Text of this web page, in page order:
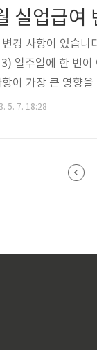
에 출산 후 모든 신
실업급여
경 사항이 있습
일주일에 한 번
이 가장 큰 영향
것이 좋습니다. 그
합니다. 그리고,
5. 7. 18:28